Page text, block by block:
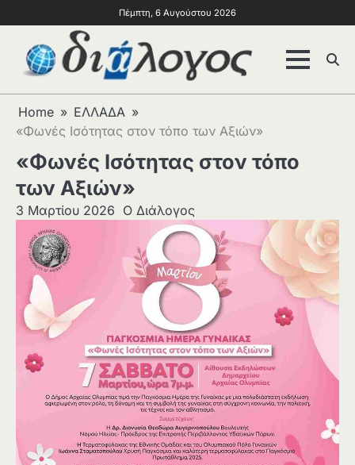
Πέμπτη, 6 Αυγούστου 2026
Home
ΕΛΛΑΔΑ
«Φωνές Ισότητας στον τόπο των Αξιών»
«Φωνές Ισότητας στον τόπο
των Αξιών»
3 Μαρτίου 2026 Ο Διάλογος